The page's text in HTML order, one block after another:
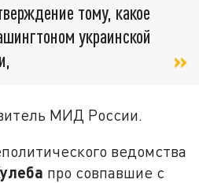
тому, какое
украинской
МИД России.
ведомства
про совпавшие с